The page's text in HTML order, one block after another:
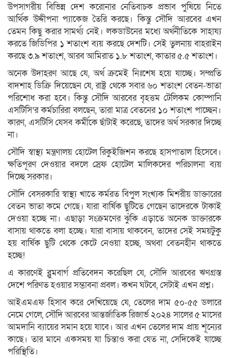
উপসাগরীয় বিভিন্ন দেশ করোনার নেতিবাচক প্রভাব পুষিয়ে নিতে
আর্থিক উদ্দীপনা প্যাকেজ তৈরি করছে। কিন্তু সৌদি আরবের এখন
তেমন কিছু করার সামর্থ্য নেই। লকডাউনের মধ্যে অর্থনীতিকে সাহায্য
করতে জিডিপির ১ শতাংশ ব্যয় করছে দেশটি। সেই তুলনায় বাহরাইন
করছে ৩.৯ শতাংশ, আরব আমিরাত ১.৮ শতাংশ, কাতার ৫.৫ শতাংশ।
অনেক উদাহরণ আছে যে, অর্থ ক্রমেই নিঃশেষ হয়ে যাচ্ছে। সম্প্রতি
বাদশাহ ডিক্রি দিয়েছেন যে, রাষ্ট্র থেকে সবার ৬০ শতাংশ বেতন-ভাতা
পরিশোধ করা হবে। কিন্তু সৌদি আরবের বৃহত্তম টেলিকম কোম্পানি
এসটিসি’র কর্মচারিরা বলছেন, তারা মাত্র বেতনের ১০ শতাংশ পাচ্ছেন।
কারণ, এসটিসি যেসব কর্মীকে ছাঁটাই করেছে, তাদের অর্থ সরকার দিচ্ছে
না।
সৌদি স্বাস্থ্য মন্ত্রণালয় হোটেল রিকুইজিশন করছে হাসপাতাল হিসেবে।
ক্ষতিপূরণ দেওয়ার বদলে স্রেফ হোটেল মালিকদের পরিচালনা ব্যয়
দিচ্ছে সরকার।
সৌদি বেসরকারি স্বাস্থ্য খাতে কর্মরত বিপুল সংখ্যক মিশরীয় ডাক্তারের
বেতন ভাতা কমে গেছে। যারা বার্ষিক ছুটিতে গেছেন তাদেরকে টাকাই
দেওয়া হচ্ছে না। এছাড়া সংক্রমণের ঝুঁকি এড়াতে অনেক ডাক্তারকে
বাসায় থাকতে বলা হচ্ছে। যারা বাসায় থাকবেন, তাদের সেই সময়টুকু
হয় বার্ষিক ছুটি থেকে কেটে নেওয়া হচ্ছে, অথবা বেতনহীন থাকতে
হচ্ছে!
এ কারণেই ব্লুমবার্গ প্রতিবেদন করেছিল যে, সৌদি আরবের ঋণগ্রস্ত
দেশে পরিণত হওয়ার সম্ভাবনা প্রবল। কখন ঘটবে, সেটাই এখন প্রশ্ন।
আইএমএফ হিসাব করে দেখিয়েছে যে, তেলের দাম ৫০-৫৫ ডলারে
নেমে গেলে, সৌদি আরবের আন্তর্জাতিক রিজার্ভ ২০২৪ সালের ৫ মাসের
আমদানি ব্যায়ের সমান হয়ে যাবে। আর এখন তেলের দাম প্রায় শূন্যের
কাছে। তার মানে একসময় যা চিন্তাও করা যেত না, সেদিকেই যাচ্ছে
পরিস্থিতি।